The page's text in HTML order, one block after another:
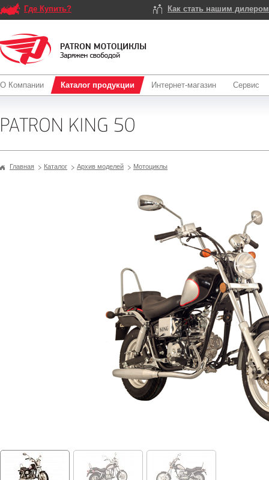
Где Купить? Как стать нашим
О Компании Каталог продукции Интернет-магазин Сервис
PATRON KING 50
Главная Каталог Архив моделей Мотоциклы